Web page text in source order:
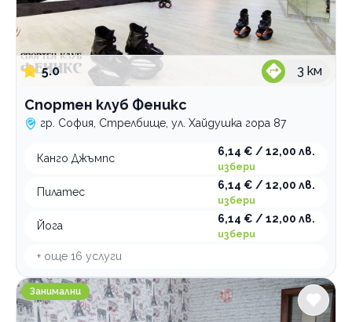
5.0 3 км
Спортен клуб Феникс
гр. София, Стрелбище, ул. Хайдушка гора 87
Канго Джъмпс
6,14 € / 12,00 лв.
избери
Пилатес
6,14 € / 12,00 лв.
избери
Йога
6,14 € / 12,00 лв.
избери
+ още 16 услуги
Занималня образователен център ИНТЕРАКАДЕМИ
Занимални